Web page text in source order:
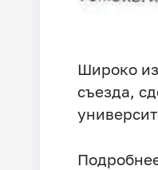
Широко
съезда,